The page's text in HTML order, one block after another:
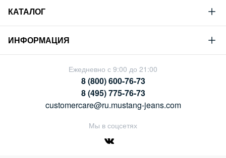
Mustang
Философия
Устойчивое развитие
Сотрудничество
КАТАЛОГ
Новая коллекция
Гид по мужскому дениму
Гид по женскому дениму
ИНФОРМАЦИЯ
Условия продажи
Политика конфиденциальности
Ежедневно с 9:00 до 21:00
8 (800) 600-76-73
8 (495) 775-76-73
customercare@ru.mustang-jeans.com
Мы в соцсетях